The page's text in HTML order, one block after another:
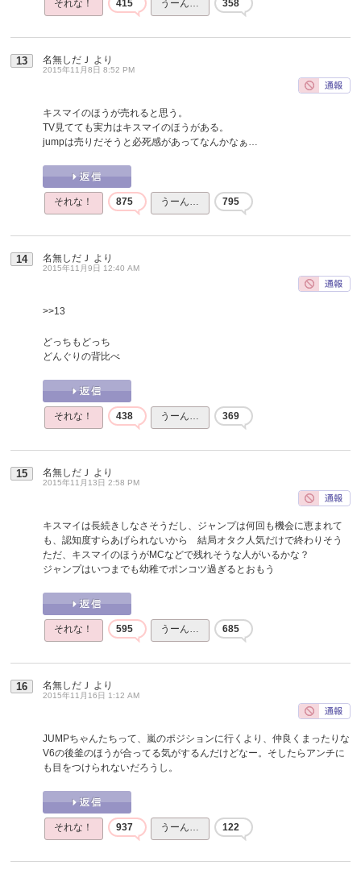
それな！ 415 うーん… 358
13 名無しだＪ より
2015年11月8日 8:52 PM
キスマイのほうが売れると思う。
TV見てても実力はキスマイのほうがある。
jumpは売りだそうと必死感があってなんかなぁ…
それな！ 875 うーん… 795
14 名無しだＪ より
2015年11月9日 12:40 AM
>>13
どっちもどっち
どんぐりの背比べ
それな！ 438 うーん… 369
15 名無しだＪ より
2015年11月13日 2:58 PM
キスマイは長続きしなさそうだし、ジャンプは何回も機会に恵まれて
も、認知度すらあげられないから 結局オタク人気だけで終わりそう
ただ、キスマイのほうがMCなどで残れそうな人がいるかな？
ジャンプはいつまでも幼稚でポンコツ過ぎるとおもう
それな！ 595 うーん… 685
16 名無しだＪ より
2015年11月16日 1:12 AM
JUMPちゃんたちって、嵐のポジションに行くより、仲良くまったりな
V6の後釜のほうが合ってる気がするんだけどなー。そしたらアンチに
も目をつけられないだろうし。
それな！ 937 うーん… 122